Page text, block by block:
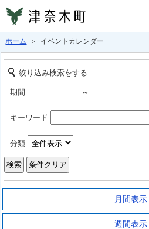
ホーム ＞ イベントカレンダー
絞り込み検索をする
期間 ～
キーワード
分類
月間表示
週間表示